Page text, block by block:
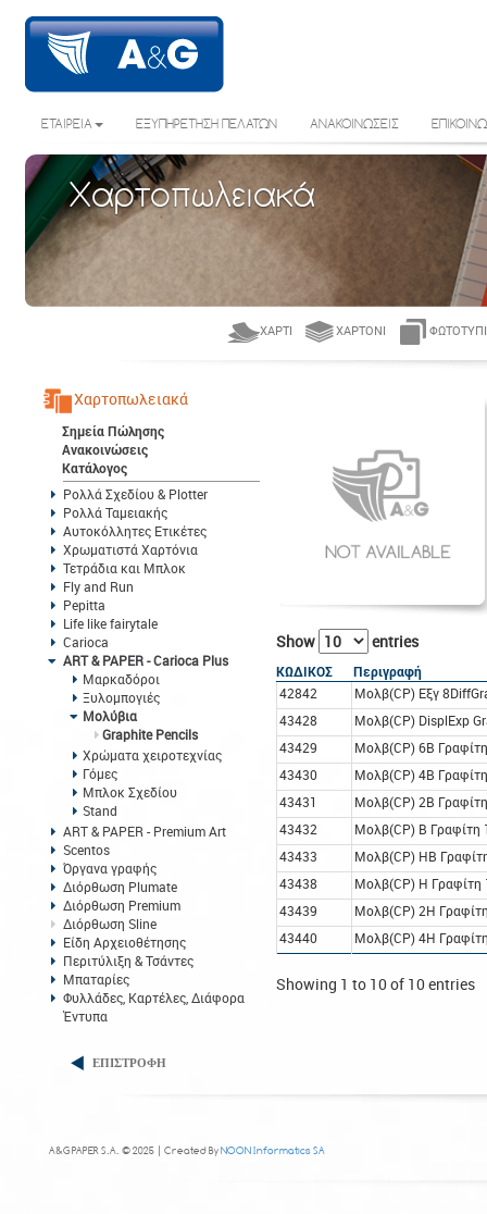
ΕΤΑΙΡΕΙΑ ΕΞΥΠΗΡΕΤΗΣΗ ΠΕΛΑΤΩΝ ΑΝΑΚΟΙΝΩΣΕΙΣ
Χαρτοπωλειακά
ΧΑΡΤΊ ΧΑΡΤΌΝΙ
Χαρτοπωλειακά
Σημεία Πώλησης
Ανακοινώσεις
Κατάλογος
Ρολλά Σχεδίου & Plotter
Ρολλά Ταμειακής
Αυτοκόλλητες Ετικέτες
Χρωματιστά Χαρτόνια
Τετράδια και Μπλοκ
Fly and Run
Pepitta
Life like fairytale
Carioca
ART & PAPER - Carioca Plus
Μαρκαδόροι
Ξυλομπογιές
Μολύβια
Graphite Pencils
Χρώματα χειροτεχνίας
Γόμες
Μπλοκ Σχεδίου
Stand
ART & PAPER - Premium Art
Scentos
Όργανα γραφής
Διόρθωση Plumate
Διόρθωση Premium
Διόρθωση Sline
Είδη Αρχειοθέτησης
Περιτύλιξη & Τσάντες
Μπαταρίες
Φυλλάδες, Καρτέλες, Διάφορα
Έντυπα
Show entries
ΚΩΔΙΚΟΣ
Περιγραφή
42842
Μoλβ(CP) Εξγ
43428
Μολβ(CP) DisplExp
43429
Μολβ(CP) 6B
43430
Μολβ(CP) 4B
43431
Μολβ(CP) 2B
43432
Μολβ(CP) B Γραφίτη
43433
Μολβ(CP) HB
43438
Μολβ(CP) H Γραφίτη
43439
Μολβ(CP) 2H
43440
Μολβ(CP) 4H
Showing 1 to 10 of 10 entries
ΕΠΙΣΤΡΟΦΗ
A&G PAPER S.A. © 2025 | Created ByNOON Informatics SA